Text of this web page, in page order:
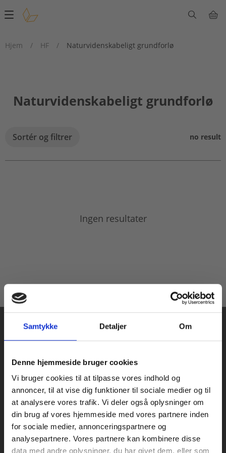
Samtykke Detaljer Om
Denne hjemmeside bruger cookies
Vi bruger cookies til at tilpasse vores indhold og
annoncer, til at vise dig funktioner til sociale medier og til
at analysere vores trafik. Vi deler også oplysninger om
din brug af vores hjemmeside med vores partnere inden
for sociale medier, annonceringspartnere og
analysepartnere. Vores partnere kan kombinere disse
data med andre oplysninger, du har givet dem, eller som
Main
Hjem
/ HF / Naturvidenskabeligt grundforlø
Naturvidenskabeligt grundforlø
Sortér og filtrer no result
Ingen resultater
Praxis Forlag A/S
CVR 41280921
København
Vognmagergade 7, 5. sal
1120 København K
Køb læremidler og find masterclasses mm.
Fortsæt som:
For privatkunder og
studerende. Du får
For institutioner og
virksomheder. Du